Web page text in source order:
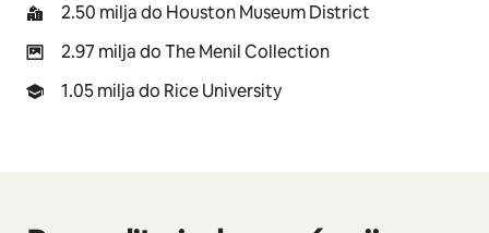
2.50 milja do Houston Museum District
2.97 milja do The Menil Collection
1.05 milja do Rice University